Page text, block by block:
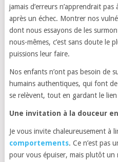
jamais d’erreurs n’apprendrait
après un échec. Montrer nos
dont nous essayons de les
nous-mêmes, c’est sans doute le
puissions leur faire.
Nos enfants n’ont pas besoin de
humains authentiques, qui font
se relèvent, tout en gardant le lien
Une invitation à la douceur
Je vous invite chaleureusement à
comportements. Ce n’est pas
pour vous épuiser, mais plutôt un